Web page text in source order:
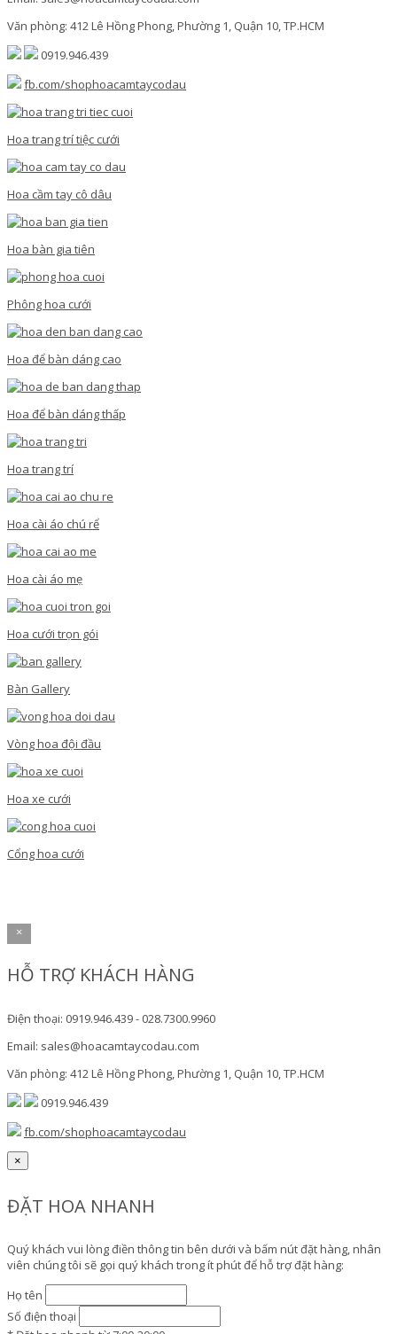
Văn phòng: 412 Lê Hồng Phong, Phường 1, Quận 10, TP.HCM
0919.946.439
fb.com/shophoacamtaycodau
Hoa trang trí tiệc cưới
Hoa cầm tay cô dâu
Hoa bàn gia tiên
Phông hoa cưới
Hoa để bàn dáng cao
Hoa để bàn dáng thấp
Hoa trang trí
Hoa cài áo chú rể
Hoa cài áo mẹ
Hoa cưới trọn gói
Bàn Gallery
Vòng hoa đội đầu
Hoa xe cưới
Cổng hoa cưới
×
HỖ TRỢ KHÁCH HÀNG
Điện thoại: 0919.946.439 - 028.7300.9960
Email: sales@hoacamtaycodau.com
Văn phòng: 412 Lê Hồng Phong, Phường 1, Quận 10, TP.HCM
0919.946.439
fb.com/shophoacamtaycodau
×
ĐẶT HOA NHANH
Quý khách vui lòng điền thông tin bên dưới và bấm nút đặt hàng, nhân
viên chúng tôi sẽ gọi quý khách trong ít phút để hỗ trợ đặt hàng:
Họ tên
Số điện thoại